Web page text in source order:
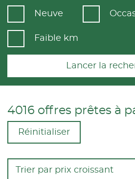
Neuve
Faible km
Lancer la
4016 offres prêtes à
Réinitialiser
Trier par prix croissant